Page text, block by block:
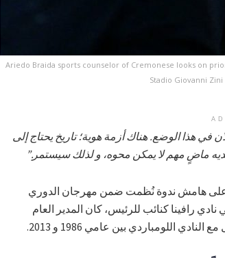
Ariedo Braida sports counselor of Cremonese looks on
Stadio Giovanni
في هذا الوضع. هناك أزمة هوية؛ تاريخ يحتاج إلى
لديه ماضٍ مهم لا يمكن محوه، و لذلك سيستمر.”
هامش ندوة نُظمت ضمن مهرجان الدوري
نادي رافينا كنائب للرئيس، كان المدير العام
اللومباردي بين عامي 1986 و 2013.